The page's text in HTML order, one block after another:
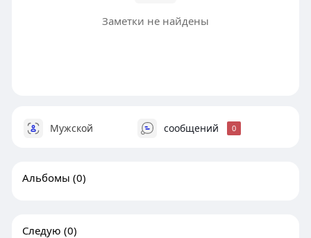
Заметки не найдены
Мужской сообщений 0
Альбомы (0)
Следую (0)